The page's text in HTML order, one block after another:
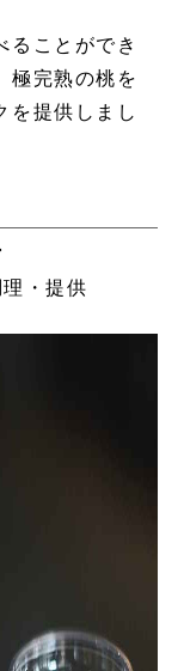
ることができ
極完熟の桃を
を提供しまし
・提供